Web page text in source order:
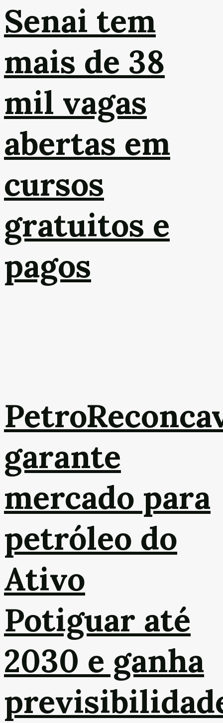
Senai tem
mais de 38
mil vagas
abertas em
cursos
gratuitos e
pagos
garante
mercado para
petróleo do
Ativo
Potiguar até
2030 e ganha